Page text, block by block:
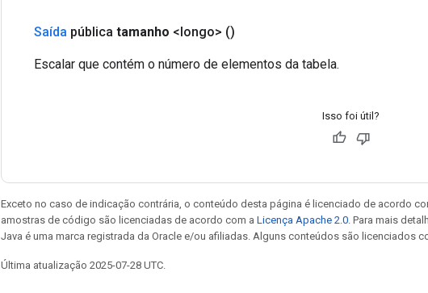
Saída pública tamanho <longo> ()
Escalar que contém o número de elementos da tabela.
Isso foi útil?
Exceto no caso de indicação contrária, o conteúdo desta página é licenciado de acordo
amostras de código são licenciadas de acordo com a Licença Apache 2.0 . Para mais
Java é uma marca registrada da Oracle e/ou afiliadas. Alguns conteúdos são licenciados
Última atualização 2025-07-28 UTC.